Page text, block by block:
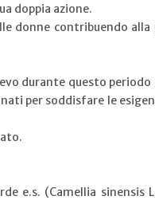
doppia azione.
donne contribuendo
durante questo
per soddisfare le
e.s. (Camellia sinensis